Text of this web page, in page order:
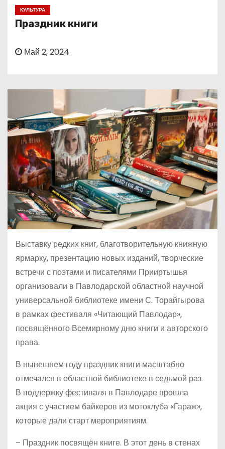
КУЛЬТУРА
Праздник книги
Май 2, 2024
Выставку редких книг, благотворительную книжную
ярмарку, презентацию новых изданий, творческие
встречи с поэтами и писателями Прииртышья
организовали в Павлодарской областной научной
универсальной библиотеке имени С. Торайгырова
в рамках фестиваля «Читающий Павлодар»,
посвящённого Всемирному дню книги и авторского
права.
В нынешнем году праздник книги масштабно
отмечался в областной библиотеке в седьмой раз.
В поддержку фестиваля в Павлодаре прошла
акция с участием байкеров из мотоклуба «Гараж»,
которые дали старт мероприятиям.
– Праздник посвящён книге. В этот день в стенах